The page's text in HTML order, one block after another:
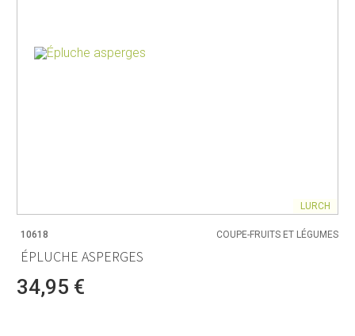
LURCH
10618 COUPE-FRUITS ET LÉGUMES
ÉPLUCHE ASPERGES
34,95 €